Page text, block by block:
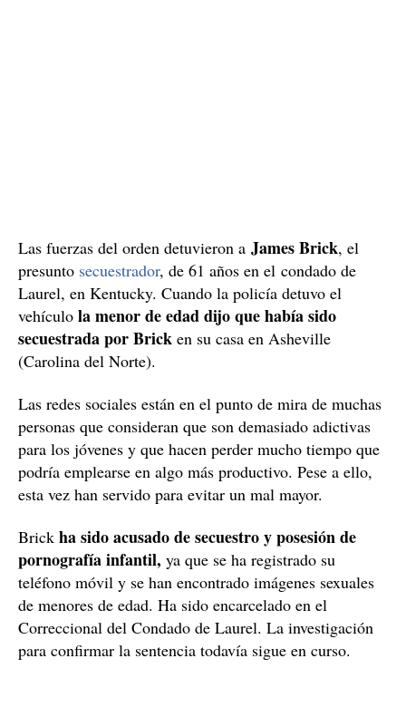
Las fuerzas del orden detuvieron a James Brick, el
presunto secuestrador, de 61 años en el condado de
Laurel, en Kentucky. Cuando la policía detuvo el
vehículo la menor de edad dijo que había sido
secuestrada por Brick en su casa en Asheville
(Carolina del Norte).
Las redes sociales están en el punto de mira de muchas
personas que consideran que son demasiado adictivas
para los jóvenes y que hacen perder mucho tiempo que
podría emplearse en algo más productivo. Pese a ello,
esta vez han servido para evitar un mal mayor.